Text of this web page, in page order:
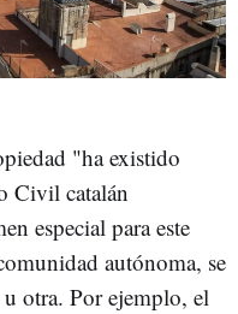
"ha existido
Civil catalán
especial para este
autónoma, se
otra. Por ejemplo, el